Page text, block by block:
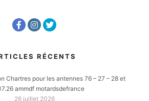
RÉCENTS
Chartres pour les antennes 76 – 27 – 28 et
ammdf motardsdefrance
26 juillet 2026